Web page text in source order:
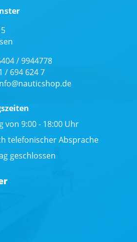
/ 9944778
/ 694 624 7
von 9:00 - 18:00 Uhr
telefonischer Absprache
geschlossen